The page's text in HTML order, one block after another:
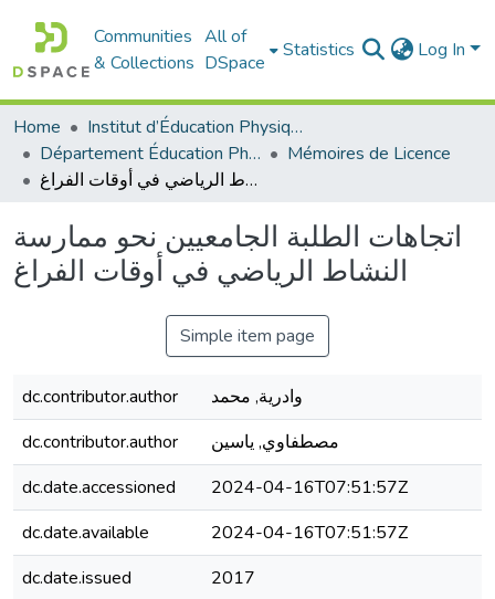
Communities
& Collections
All of
DSpace
Statistics Log In
Home
Institut d’Éducation Physique et Sportive
Département Éducation Physique et Sportive (EPS)
Mémoires de Licence
اتجاهات الطلبة الجامعيين نحو ممارسة النشاط الرياضي في أوقات الفراغ
اتجاهات الطلبة الجامعيين نحو ممارسة
النشاط الرياضي في أوقات الفراغ
Simple item page
dc.contributor.author
وادرية, محمد
dc.contributor.author
مصطفاوي, ياسين
dc.date.accessioned
2024-04-16T07:51:57Z
dc.date.available
2024-04-16T07:51:57Z
dc.date.issued
2017